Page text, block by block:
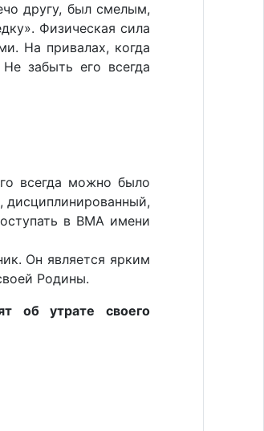
другу, был смелым,
Физическая сила
На привалах, когда
забыть его всегда
всегда можно было
дисциплинированный,
в ВМА имени
Он является ярким
Родины.
об утрате своего